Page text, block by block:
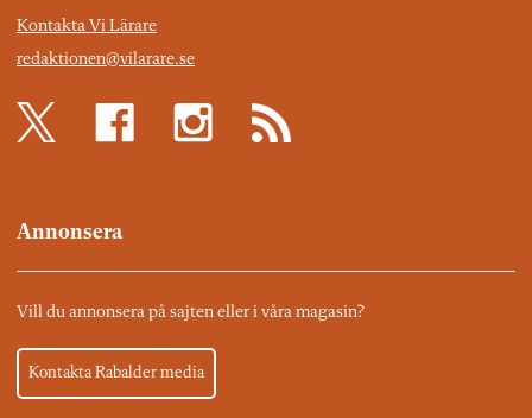
Kontakta Vi Lärare
redaktionen@vilarare.se
Annonsera
Vill du annonsera på sajten eller i våra magasin?
Kontakta Rabalder media